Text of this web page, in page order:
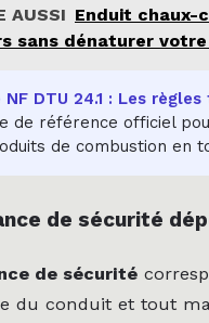
AUSSI Enduit chaux-
sans dénaturer
NF DTU 24.1 : Les
de référence officiel
de combustion en
de sécurité
de sécurité
du conduit et tout